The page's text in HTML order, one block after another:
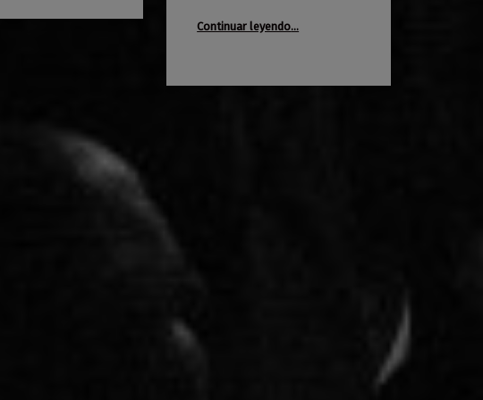
Continuar leyendo…